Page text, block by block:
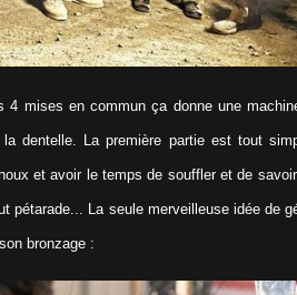
4 mises en commun ça donne une
dentelle. La première partie est tout
et avoir le temps de souffler et de
pétarade... La seule merveilleuse idée de
bronzage :